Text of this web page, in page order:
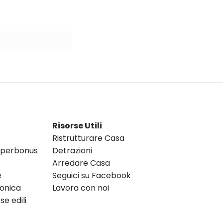
edili
Risorse Utili
Ristrutturare Casa
Detrazioni
Arredare Casa
Seguici su Facebook
Lavora con noi